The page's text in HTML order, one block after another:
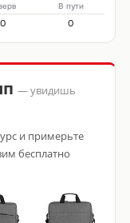
В пути
0 0
— увидишь
и примерьте
бесплатно